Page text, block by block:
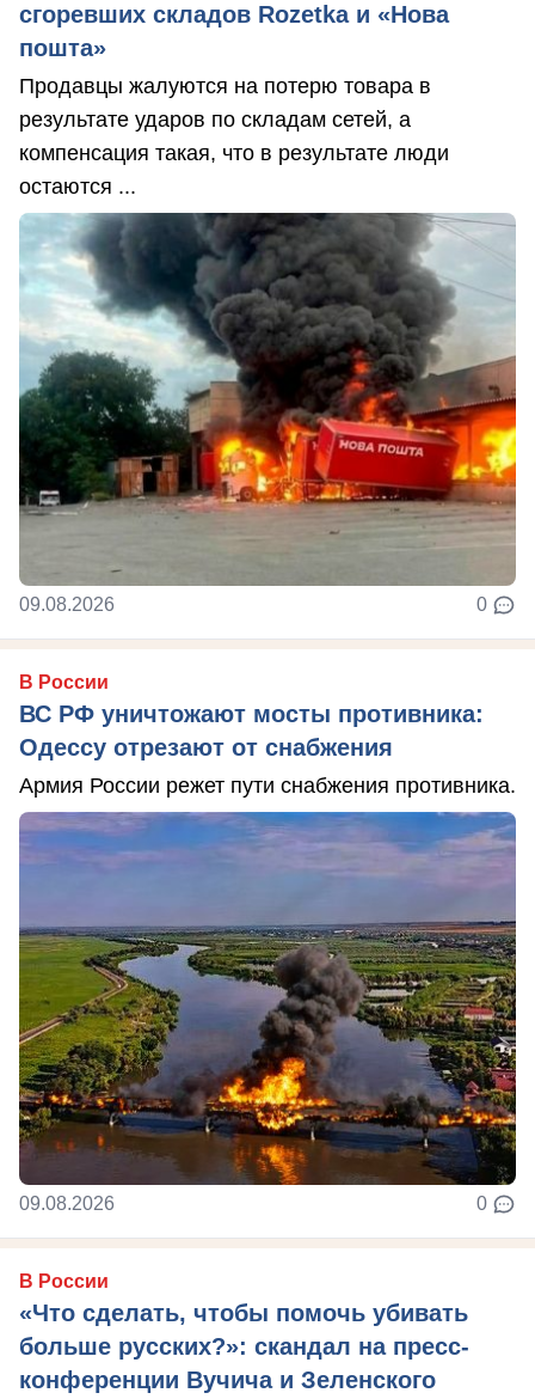
сгоревших складов Rozetka и «Нова
пошта»
Продавцы жалуются на потерю товара в
результате ударов по складам сетей, а
компенсация такая, что в результате люди
остаются ...
09.08.2026 0
В России
ВС РФ уничтожают мосты противника:
Одессу отрезают от снабжения
Армия России режет пути снабжения противника.
09.08.2026 0
В России
«Что сделать, чтобы помочь убивать
больше русских?»: скандал на пресс-
конференции Вучича и Зеленского